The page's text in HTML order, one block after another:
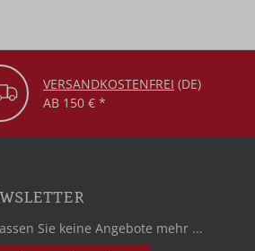
VERSANDKOSTENFREI (DE)
AB 150 € *
Sie keine Angebote mehr ...